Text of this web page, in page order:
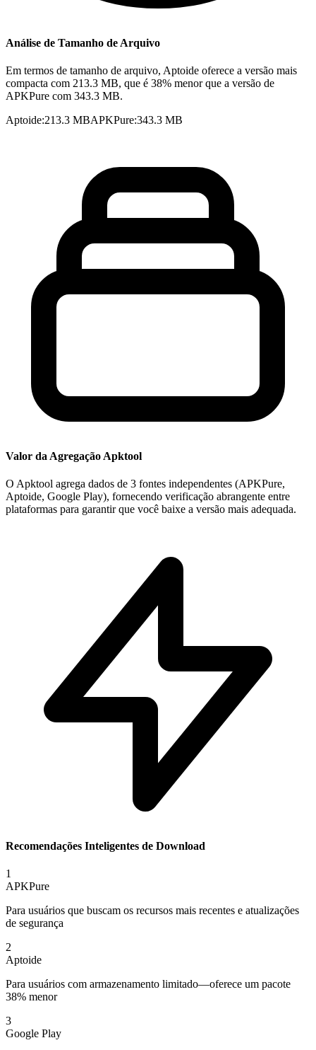
Análise de Tamanho de Arquivo
Em termos de tamanho de arquivo, Aptoide oferece a versão mais
compacta com 213.3 MB, que é 38% menor que a versão de
APKPure com 343.3 MB.
Aptoide:213.3 MBAPKPure:343.3 MB
Valor da Agregação Apktool
O Apktool agrega dados de 3 fontes independentes (APKPure,
Aptoide, Google Play), fornecendo verificação abrangente entre
plataformas para garantir que você baixe a versão mais adequada.
Recomendações Inteligentes de Download
1
APKPure
Para usuários que buscam os recursos mais recentes e atualizações
de segurança
2
Aptoide
Para usuários com armazenamento limitado—oferece um pacote
38% menor
3
Google Play